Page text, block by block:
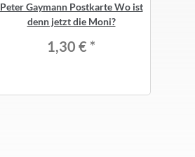
Peter Gaymann Postkarte Wo ist
denn jetzt die Moni?
1,30 € *